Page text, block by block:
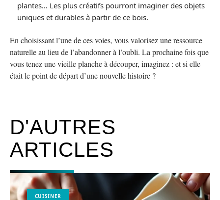
plantes… Les plus créatifs pourront imaginer des objets
uniques et durables à partir de ce bois.
En choisissant l’une de ces voies, vous valorisez une ressource
naturelle au lieu de l’abandonner à l’oubli. La prochaine fois que
vous tenez une vieille planche à découper, imaginez : et si elle
était le point de départ d’une nouvelle histoire ?
D'AUTRES
ARTICLES
CUISINER